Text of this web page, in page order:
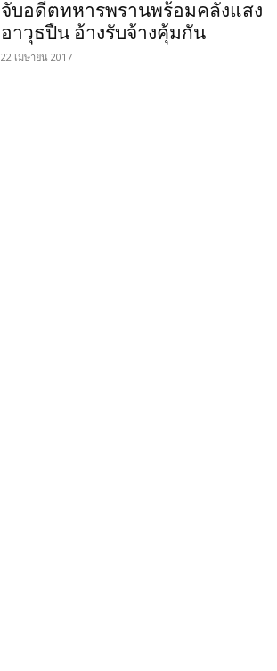
จับอดีตทหารพรานพร้อมคลังแสง
อาวุธปืน อ้างรับจ้างคุ้มกัน
22 เมษายน 2017